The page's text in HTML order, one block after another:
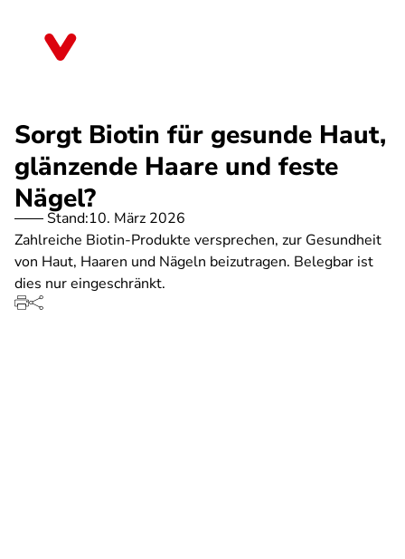
Sorgt Biotin für gesunde Haut,
glänzende Haare und feste
Nägel?
Stand:10. März 2026
Zahlreiche Biotin-Produkte versprechen, zur Gesundheit
von Haut, Haaren und Nägeln beizutragen. Belegbar ist
dies nur eingeschränkt.